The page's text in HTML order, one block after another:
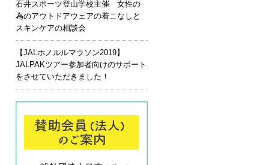
石井スポーツ登山学校主催 女性の
為のアウトドアウェアの着こなしと
スキンケアの相談会
【JALホノルルマラソン2019】
JALPAKツアー参加者向けのサポート
をさせていただきました！